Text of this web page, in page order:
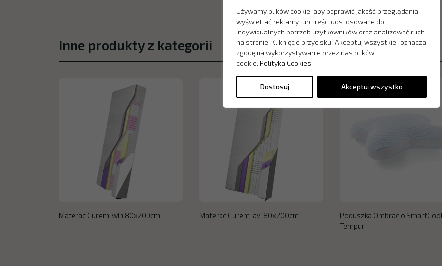
Używamy plików cookie, aby poprawić jakość przeglądania,
wyświetlać reklamy lub treści dostosowane do
indywidualnych potrzeb użytkowników oraz analizować ruch
na stronie. Kliknięcie przycisku „Akceptuj wszystkie” oznacza
zgodę na wykorzystywanie przez nas plików
cookie. Polityka Cookies
Dostosuj Akceptuj wszystko
Inne produkty z kategorii
Materac Curem .win 80x200cm Materac Curem .avi 80x200cm
Poduszka Ombracio SmartCool
Tempur